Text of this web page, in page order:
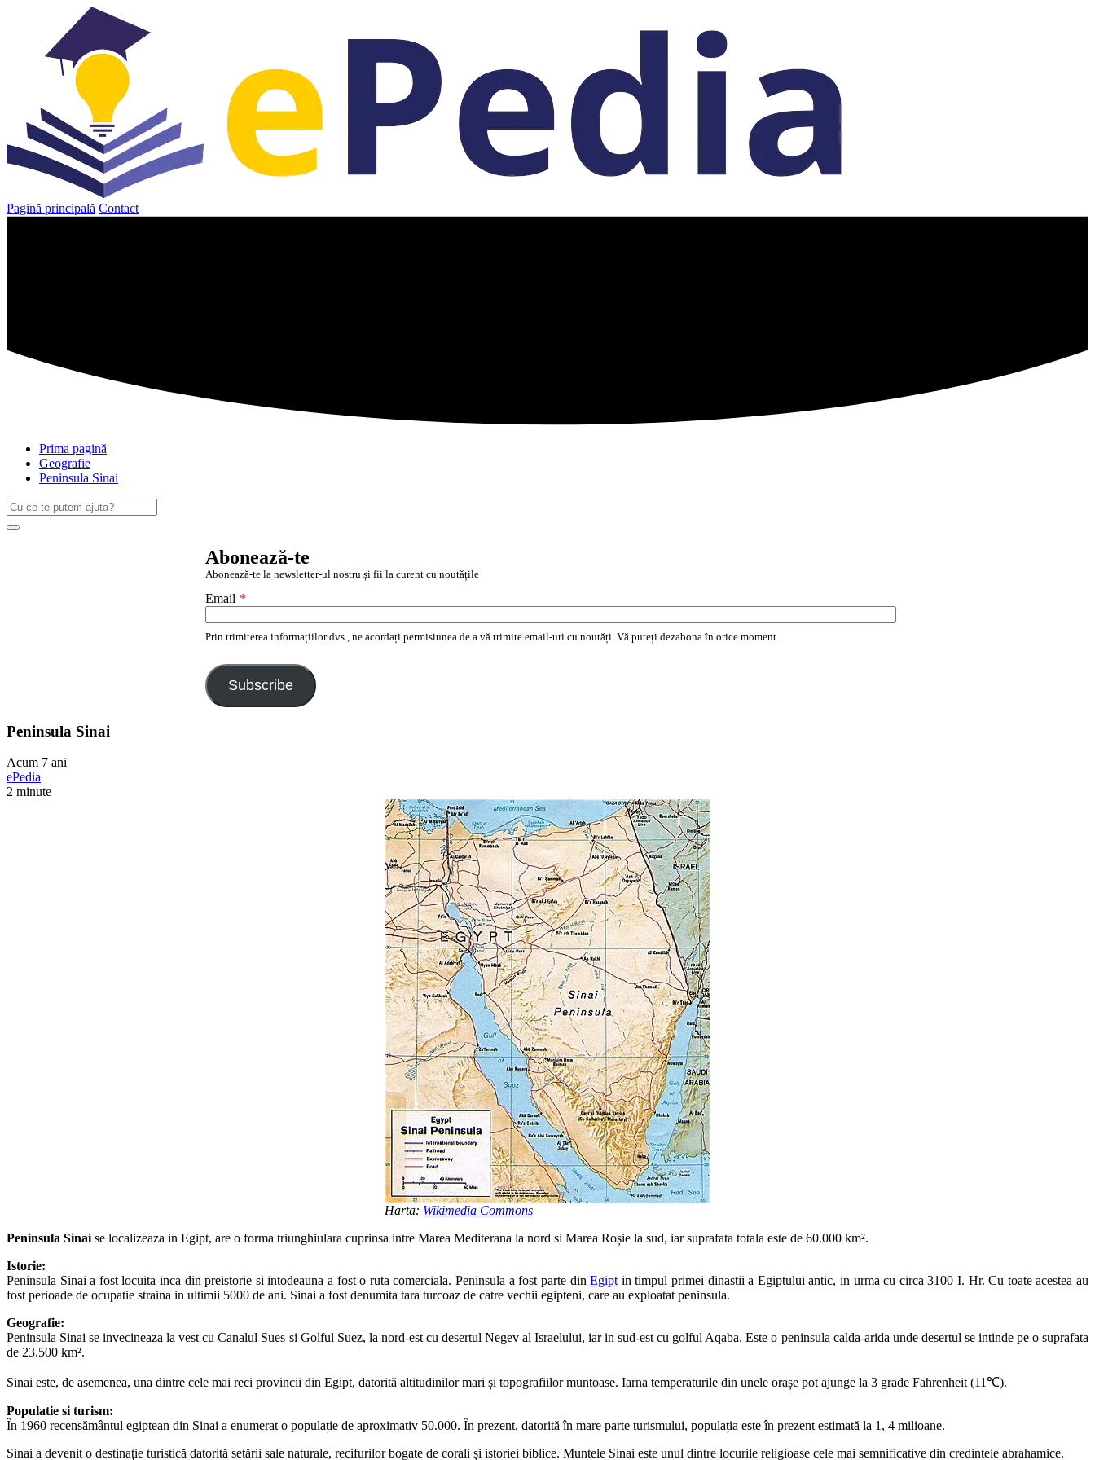
Pagină principală Contact
Prima pagină
Geografie
Peninsula Sinai
Caută
după:
Search
Abonează-te
Abonează-te la newsletter-ul nostru și fii la curent cu noutățile
Email *
Prin trimiterea informațiilor dvs., ne acordați permisiunea de a vă trimite email-uri cu noutăți. Vă puteți dezabona în orice moment.
Subscribe
Peninsula Sinai
Acum 7 ani
ePedia
2 minute
Harta: Wikimedia Commons
Peninsula Sinai se localizeaza in Egipt, are o forma triunghiulara cuprinsa intre Marea Mediterana la nord si Marea Roșie la sud, iar suprafata totala este de 60.000 km².
Istorie:
Peninsula Sinai a fost locuita inca din preistorie si intodeauna a fost o ruta comerciala. Peninsula a fost parte dinEgipt in timpul primei dinastii a Egiptului antic, in urma cu circa 3100 I. Hr. Cu toate acestea au
fost perioade de ocupatie straina in ultimii 5000 de ani. Sinai a fost denumita tara turcoaz de catre vechii egipteni, care au exploatat peninsula.
Geografie:
Peninsula Sinai se invecineaza la vest cu Canalul Sues si Golful Suez, la nord-est cu desertul Negev al Israelului, iar in sud-est cu golful Aqaba. Este o peninsula calda-arida unde desertul se intinde pe o suprafata
de 23.500 km².
Sinai este, de asemenea, una dintre cele mai reci provincii din Egipt, datorită altitudinilor mari și topografiilor muntoase. Iarna temperaturile din unele orașe pot ajunge la 3 grade Fahrenheit (11℃).
Populatie si turism:
În 1960 recensământul egiptean din Sinai a enumerat o populație de aproximativ 50.000. În prezent, datorită în mare parte turismului, populația este în prezent estimată la 1, 4 milioane.
Sinai a devenit o destinație turistică datorită setării sale naturale, recifurilor bogate de corali și istoriei biblice. Muntele Sinai este unul dintre locurile religioase cele mai semnificative din credintele abrahamice.